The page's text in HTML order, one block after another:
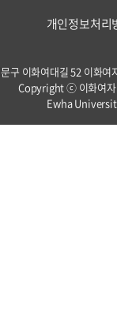
개인정보처리
구 이화여대길 52 이화
Copyright ⓒ 이화여자
Ewha